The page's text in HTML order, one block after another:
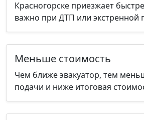
Красногорске приезжает
важно при ДТП или экстренной
Меньше стоимость
Чем ближе эвакуатор, тем
подачи и ниже итоговая